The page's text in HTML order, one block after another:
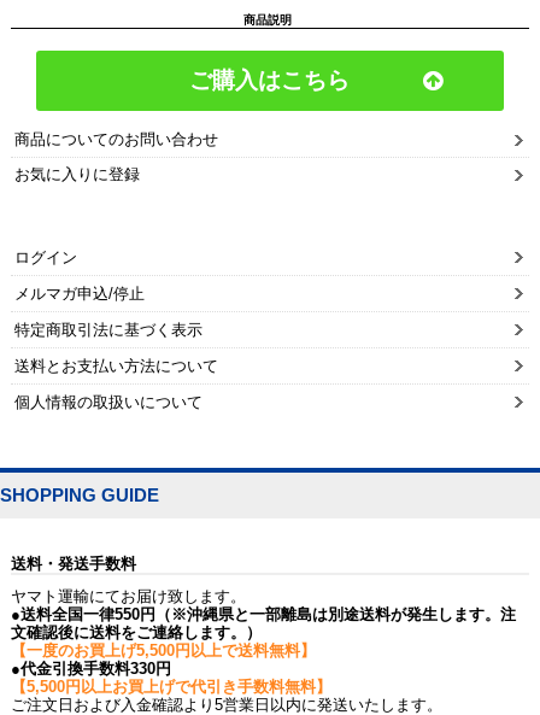
商品説明
ご購入はこちら
商品についてのお問い合わせ
お気に入りに登録
ログイン
メルマガ申込/停止
特定商取引法に基づく表示
送料とお支払い方法について
個人情報の取扱いについて
SHOPPING GUIDE
送料・発送手数料
ヤマト運輸にてお届け致します。
●送料全国一律550円（※沖縄県と一部離島は別途送料が発生します。注
文確認後に送料をご連絡します。）
【一度のお買上げ5,500円以上で送料無料】
●代金引換手数料330円
【5,500円以上お買上げで代引き手数料無料】
ご注文日および入金確認より5営業日以内に発送いたします。